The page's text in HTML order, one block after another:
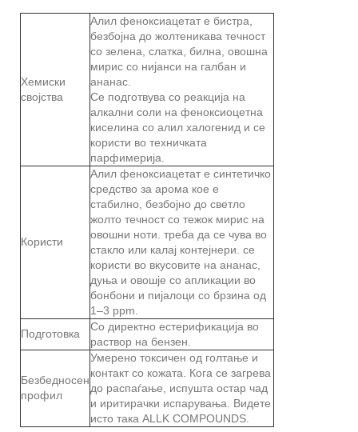
Хемиски
својства
Алил феноксиацетат е бистра,
безбојна до жолтеникава течност
со зелена, слатка, билна, овошна
мирис со нијанси на галбан и
ананас.
Се подготвува со реакција на
алкални соли на феноксиоцетна
киселина со алил халогенид и се
користи во техничката
парфимерија.
Користи
Алил феноксиацетат е синтетичко
средство за арома кое е
стабилно, безбојно до светло
жолто течност со тежок мирис на
овошни ноти. треба да се чува во
стакло или калај контејнери. се
користи во вкусовите на ананас,
дуња и овошје со апликации во
бонбони и пијалоци со брзина од
1–3 ppm.
Подготовка
Со директно естерификација во
раствор на бензен.
Безбедносен
профил
Умерено токсичен од голтање и
контакт со кожата. Кога се загрева
до распаѓање, испушта остар чад
и иритирачки испарувања. Видете
исто така ALLK COMPOUNDS.